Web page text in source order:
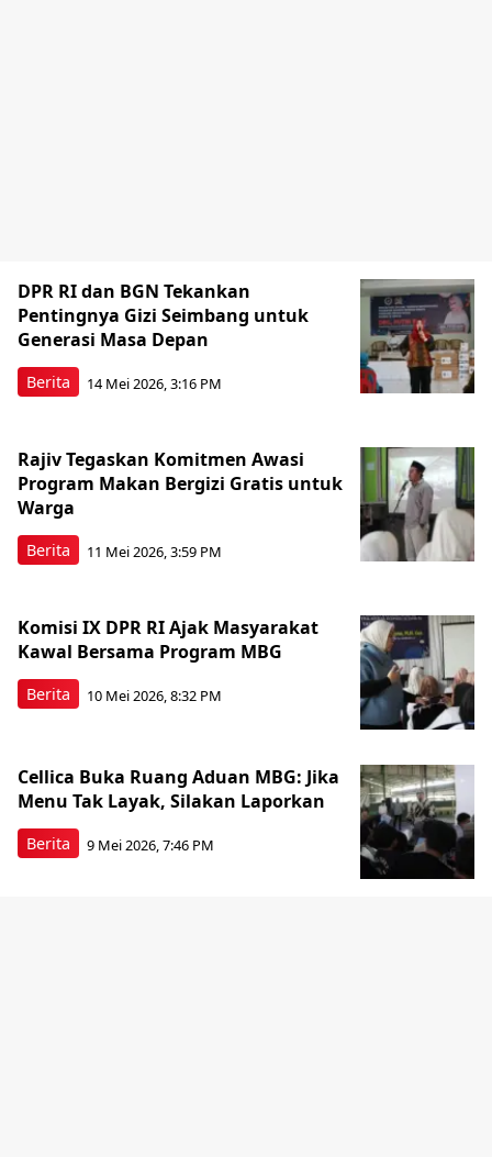
Berita
DPR RI dan BGN Tekankan
Pentingnya Gizi Seimbang untuk
Generasi Masa Depan
14 Mei 2026, 3:16 PM
Berita
Rajiv Tegaskan Komitmen Awasi
Program Makan Bergizi Gratis untuk
Warga
11 Mei 2026, 3:59 PM
Berita
Komisi IX DPR RI Ajak Masyarakat
Kawal Bersama Program MBG
10 Mei 2026, 8:32 PM
Berita
Cellica Buka Ruang Aduan MBG: Jika
Menu Tak Layak, Silakan Laporkan
9 Mei 2026, 7:46 PM